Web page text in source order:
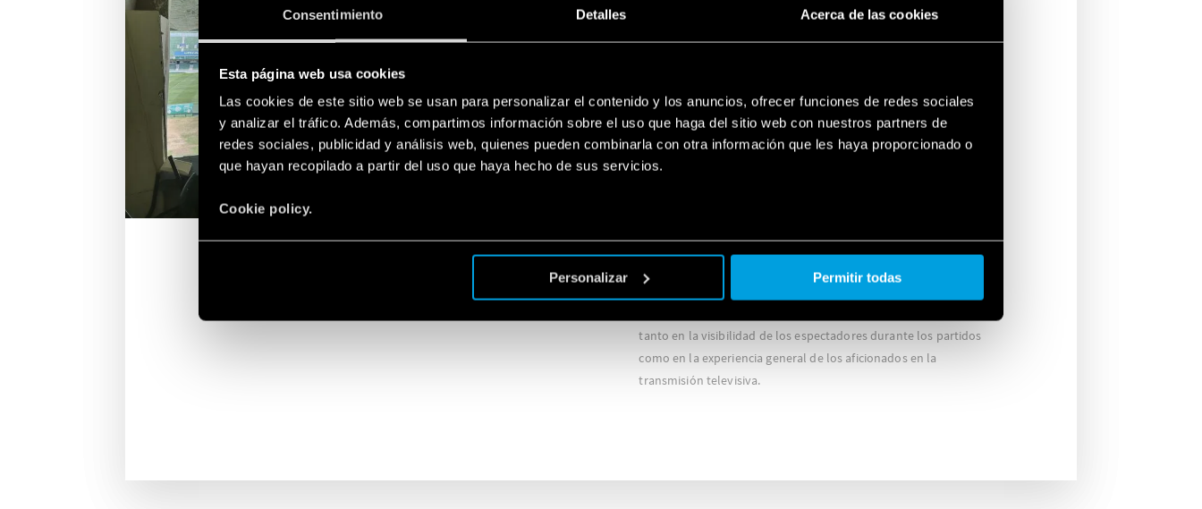
Consentimiento Detalles Acerca de las cookies
Esta página web usa cookies
Las cookies de este sitio web se usan para personalizar el contenido y los anuncios, ofrecer funciones de redes sociales
y analizar el tráfico. Además, compartimos información sobre el uso que haga del sitio web con nuestros partners de
redes sociales, publicidad y análisis web, quienes pueden combinarla con otra información que les haya proporcionado o
que hayan recopilado a partir del uso que haya hecho de sus servicios.
Cookie policy.
Personalizar Permitir todas
El quinto pulso apaga todos los reflectores de esa torre.
El siguiente pulso vuelve al primer paso, repitiendo el ciclo.
A través de la instalación de 4 unidades de OPTA, se logró resolver
de manera eficiente y segura un problema que parecía complejo,
aprovechando así todas las ventajas de la automatización.
Cabe destacar que también se instalaron fuentes de alimentación
para los OPTA y interfaces con protección de corriente residual
tanto en la visibilidad de los espectadores durante los partidos
como en la experiencia general de los aficionados en la
transmisión televisiva.